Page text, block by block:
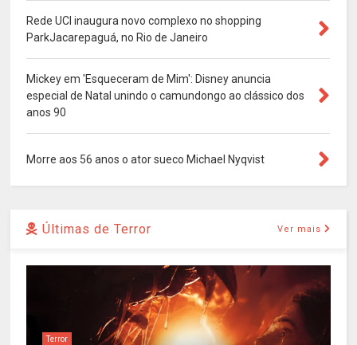
Rede UCI inaugura novo complexo no shopping
ParkJacarepaguá, no Rio de Janeiro
Mickey em 'Esqueceram de Mim': Disney anuncia
especial de Natal unindo o camundongo ao clássico dos
anos 90
Morre aos 56 anos o ator sueco Michael Nyqvist
Últimas de Terror Ver mais
Terror